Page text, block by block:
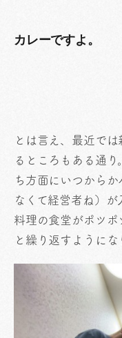
カレーですよ。
とは言え、最近で
るところもある通
ち方面にいつから
なくて経営者ね）が
料理の食堂がポツ
と繰り返すようにな